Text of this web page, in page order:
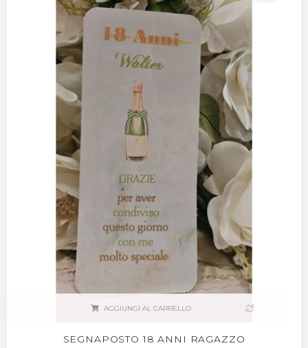
AGGIUNGI AL CARRELLO
SEGNAPOSTO 18 ANNI RAGAZZO